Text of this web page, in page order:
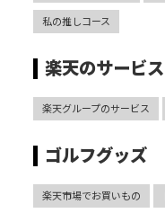
私の推しコース
楽天のサービス
楽天グループのサービス
ゴルフグッズ
楽天市場でお買いもの